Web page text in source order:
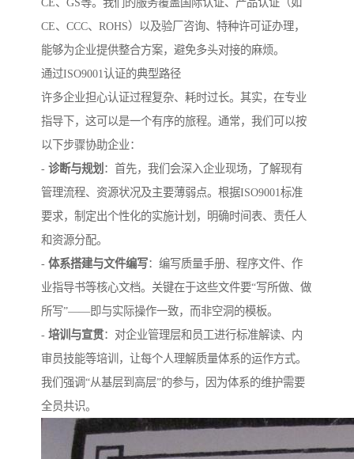
CE、GS等。我们的服务覆盖国际认证、产品认证（如
CE、CCC、ROHS）以及验厂咨询、特种许可证办理，
能够为企业提供整合方案，避免多头对接的麻烦。
通过ISO9001认证的典型路径
许多企业担心认证过程复杂、耗时过长。其实，在专业
指导下，这可以是一个有序的旅程。通常，我们可以按
以下步骤协助企业：
- 诊断与规划 ：首先，我们会深入企业现场，了解现有
管理流程、资源状况及主要薄弱点。根据ISO9001标准
要求，制定出个性化的实施计划，明确时间表、责任人
和资源分配。
- 体系搭建与文件编写：编写质量手册、程序文件、作
业指导书等核心文档。关键在于这些文件要“写所做、做
所写”——即与实际操作一致，而非空洞的模板。
- 培训与宣贯：对企业管理层和员工进行标准解读、内
审员技能等培训，让每个人理解质量体系的运作方式。
我们强调“从基层到高层”的参与，因为体系的维护需要
全员共识。